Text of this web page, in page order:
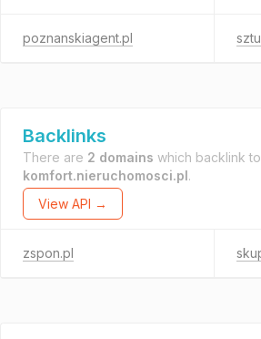
poznanskiagent.pl
Backlinks
There are 2 domains which backlink to
komfort.nieruchomosci.pl.
View API →
zspon.pl